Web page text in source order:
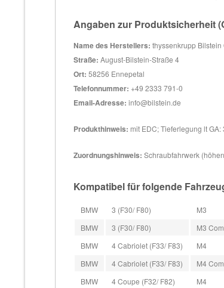
Angaben zur Produktsicherheit
Name des Herstellers: thyssenkrupp Bilstein
Straße: August-Bilstein-Straße 4
Ort: 58256 Ennepetal
Telefonnummer: +49 2333 791-0
Email-Adresse: info@bilstein.de
Produkthinweis: mit EDC; Tieferlegung lt
Zuordnungshinweis: Schraubfahrwerk
Kompatibel für folgende
BMW 3 (F30/ F80) M3
BMW
3 (F30/ F80) M3
BMW
4 Cabriolet (F33/ F83) M4
BMW
4 Cabriolet (F33/ F83) M4
BMW
4 Coupe (F32/ F82) M4